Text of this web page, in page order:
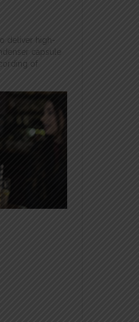
deliver high-
capsule
of